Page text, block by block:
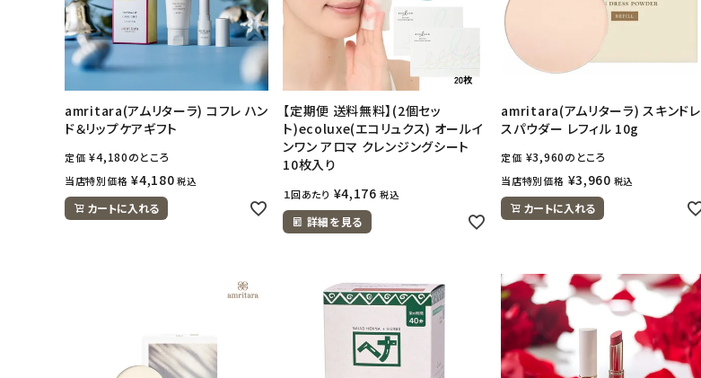
amritara(アムリターラ) コフレ ハン
ド＆リップケアギフト
定価 ¥4,180のところ
当店特別価格 ¥4,180 税込
カートに入れる
【定期便 送料無料】(2個セッ
ト)ecoluxe(エコリュクス) オールイ
ンワン アロマ クレンジングシート
10枚入り
１回あたり ¥4,176 税込
詳細を見る
amritara(アムリターラ) スキンドレ
スパウダー レフィル 10g
定価 ¥3,960のところ
当店特別価格 ¥3,960 税込
カートに入れる